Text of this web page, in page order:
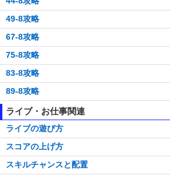
49-8攻略
67-8攻略
75-8攻略
83-8攻略
89-8攻略
ライブ・お仕事関連
ライブの遊び方
スコアの上げ方
スキルチャンスと配置